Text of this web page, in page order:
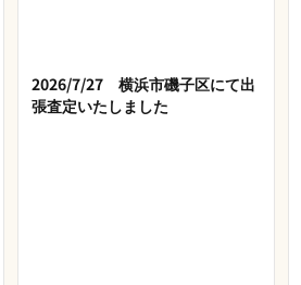
2026/7/27 横浜市磯子区にて出
張査定いたしました